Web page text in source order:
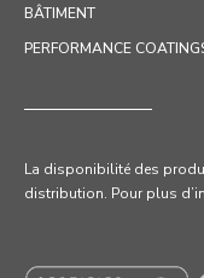
BÂTIMENT
PERFORMANCE
La disponibilité des
distribution. Pour plus